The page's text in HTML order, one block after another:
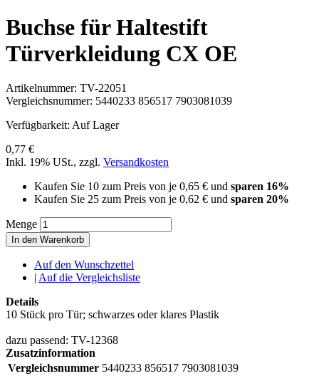
Buchse für Haltestift
Türverkleidung CX OE
Artikelnummer: TV-22051
Vergleichsnummer: 5440233 856517 7903081039
Verfügbarkeit: Auf Lager
0,77 €
Inkl. 19% USt., zzgl. Versandkosten
Kaufen Sie 10 zum Preis von je 0,65 € und sparen 16%
Kaufen Sie 25 zum Preis von je 0,62 € und sparen 20%
Menge
In den Warenkorb
Auf den Wunschzettel
| Auf die Vergleichsliste
Details
10 Stück pro Tür; schwarzes oder klares Plastik
dazu passend: TV-12368
Zusatzinformation
Vergleichsnummer 5440233 856517 7903081039